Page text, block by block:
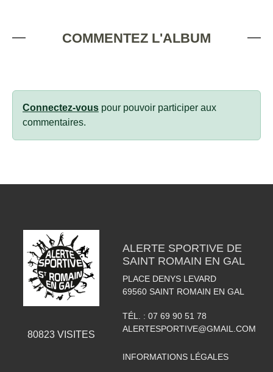
COMMENTEZ L'ALBUM
Connectez-vous pour pouvoir participer aux
commentaires.
80823VISITES
ALERTE SPORTIVE DE
SAINT ROMAIN EN GAL
PLACE DENYS LEVARD
69560 SAINT ROMAIN EN GAL
TÉL. : 07 69 90 51 78
ALERTESPORTIVE@GMAIL.COM
INFORMATIONS LÉGALES